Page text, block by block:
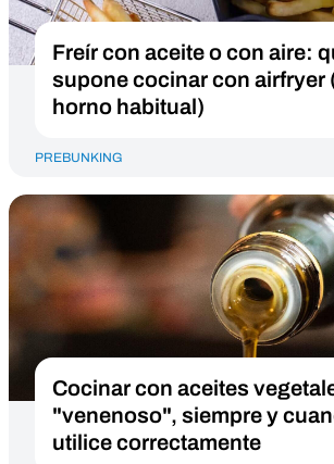
Freír con aceite o con aire:
supone cocinar con airfryer
horno habitual)
PREBUNKING
Cocinar con aceites
"venenoso", siempre y
utilice correctamente